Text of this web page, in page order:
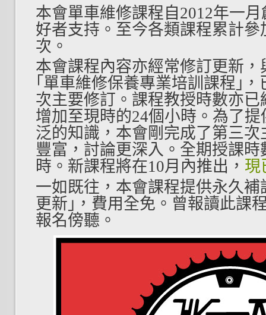
本會單車維修課程自2012年一月
好者支持。至今各類課程累計參
次。
本會課程內容亦經常修訂更新
｢單車維修保養專業培訓課程｣
次主要修訂。課程教授時數亦已
增加至現時的24個小時。為了
泛的知識，本會剛完成了第三
豐富，討論更深入。全期授課時
時。新課程將在10月內推出， 現
一如既往，本會課程提供永久
更新｣，費用全免。曾報讀此課
報名傍聽。